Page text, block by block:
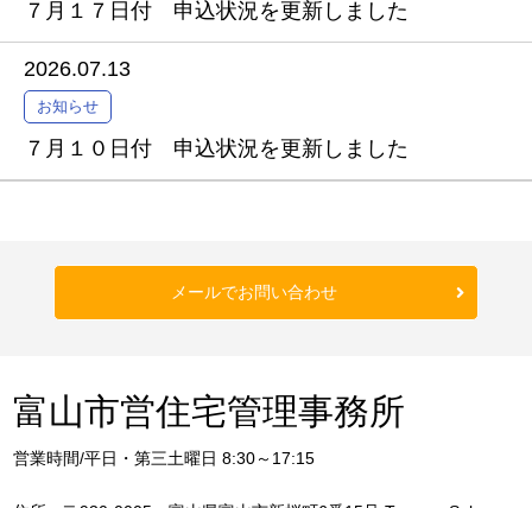
７月１７日付 申込状況を更新しました
2026.07.13
お知らせ
７月１０日付 申込状況を更新しました
メールでお問い合わせ
富山市営住宅管理事務所
営業時間/平日・第三土曜日 8:30～17:15